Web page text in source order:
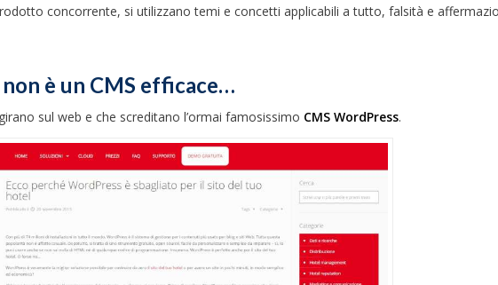
concorrente, si utilizzano temi e concetti applicabili a tutto, falsità e
è un CMS efficace…
sul web e che screditano l’ormai famosissimo CMS WordPress.